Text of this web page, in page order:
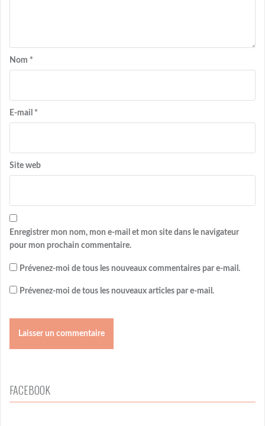
Nom *
E-mail *
Site web
Enregistrer mon nom, mon e-mail et mon site dans le navigateur
pour mon prochain commentaire.
Prévenez-moi de tous les nouveaux commentaires par e-mail.
Prévenez-moi de tous les nouveaux articles par e-mail.
FACEBOOK